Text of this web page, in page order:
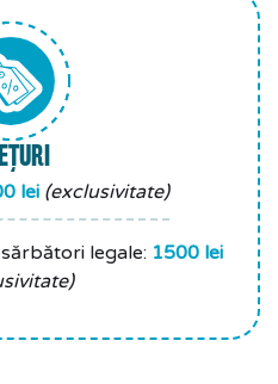
lei (exclusivitate)
legale: 1500 lei